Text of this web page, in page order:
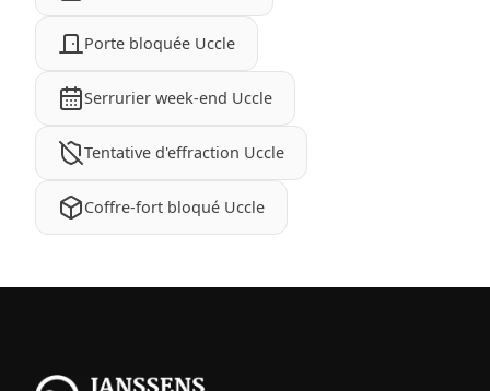
Porte bloquée Uccle
Serrurier week-end Uccle
Tentative d'effraction Uccle
Coffre-fort bloqué Uccle